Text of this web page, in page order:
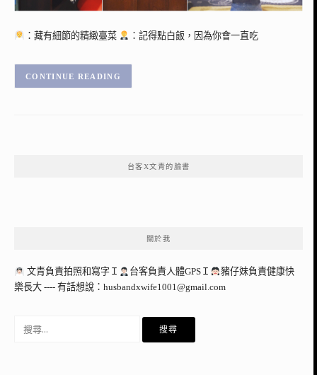
：藏有細節的精緻臺菜 ：記得點白飯，因為你會一直吃
CONTINUE READING
台客X文青的臉書
關於我
文青負責拍照和寫字Ｉ 台客負責人體GPSＩ
豬仔妹負責健康快
樂長大 ---- 有話想說： husbandxwife1001@gmail.com